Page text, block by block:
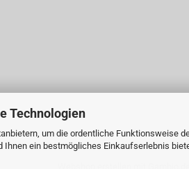
Technologien
um die ordentliche Funktionsweise
ein bestmögliches Einkaufserlebnis